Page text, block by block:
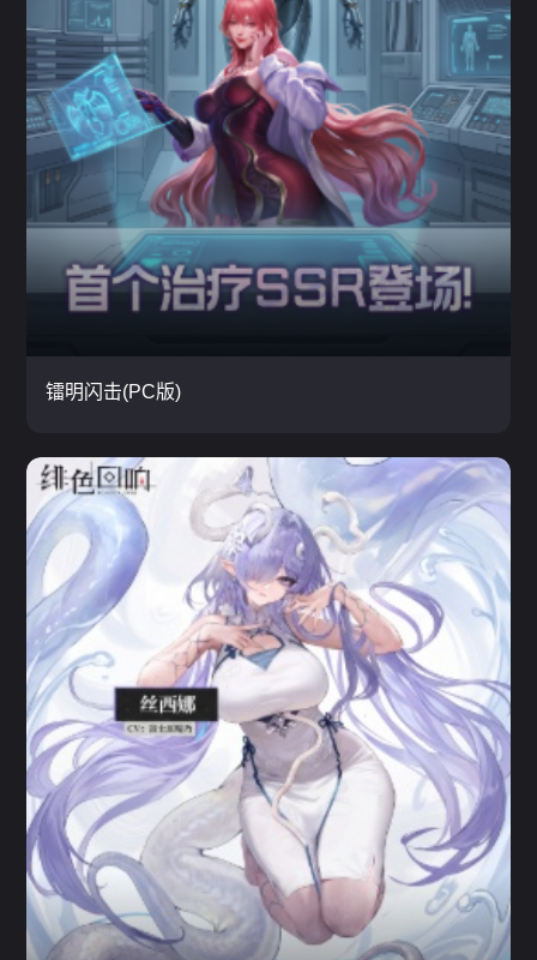
镭明闪击(PC版)
镭明闪击(PC版)
二次元 / 枪战 / 节奏
绯色回响
二次元 / Q版 / 养成